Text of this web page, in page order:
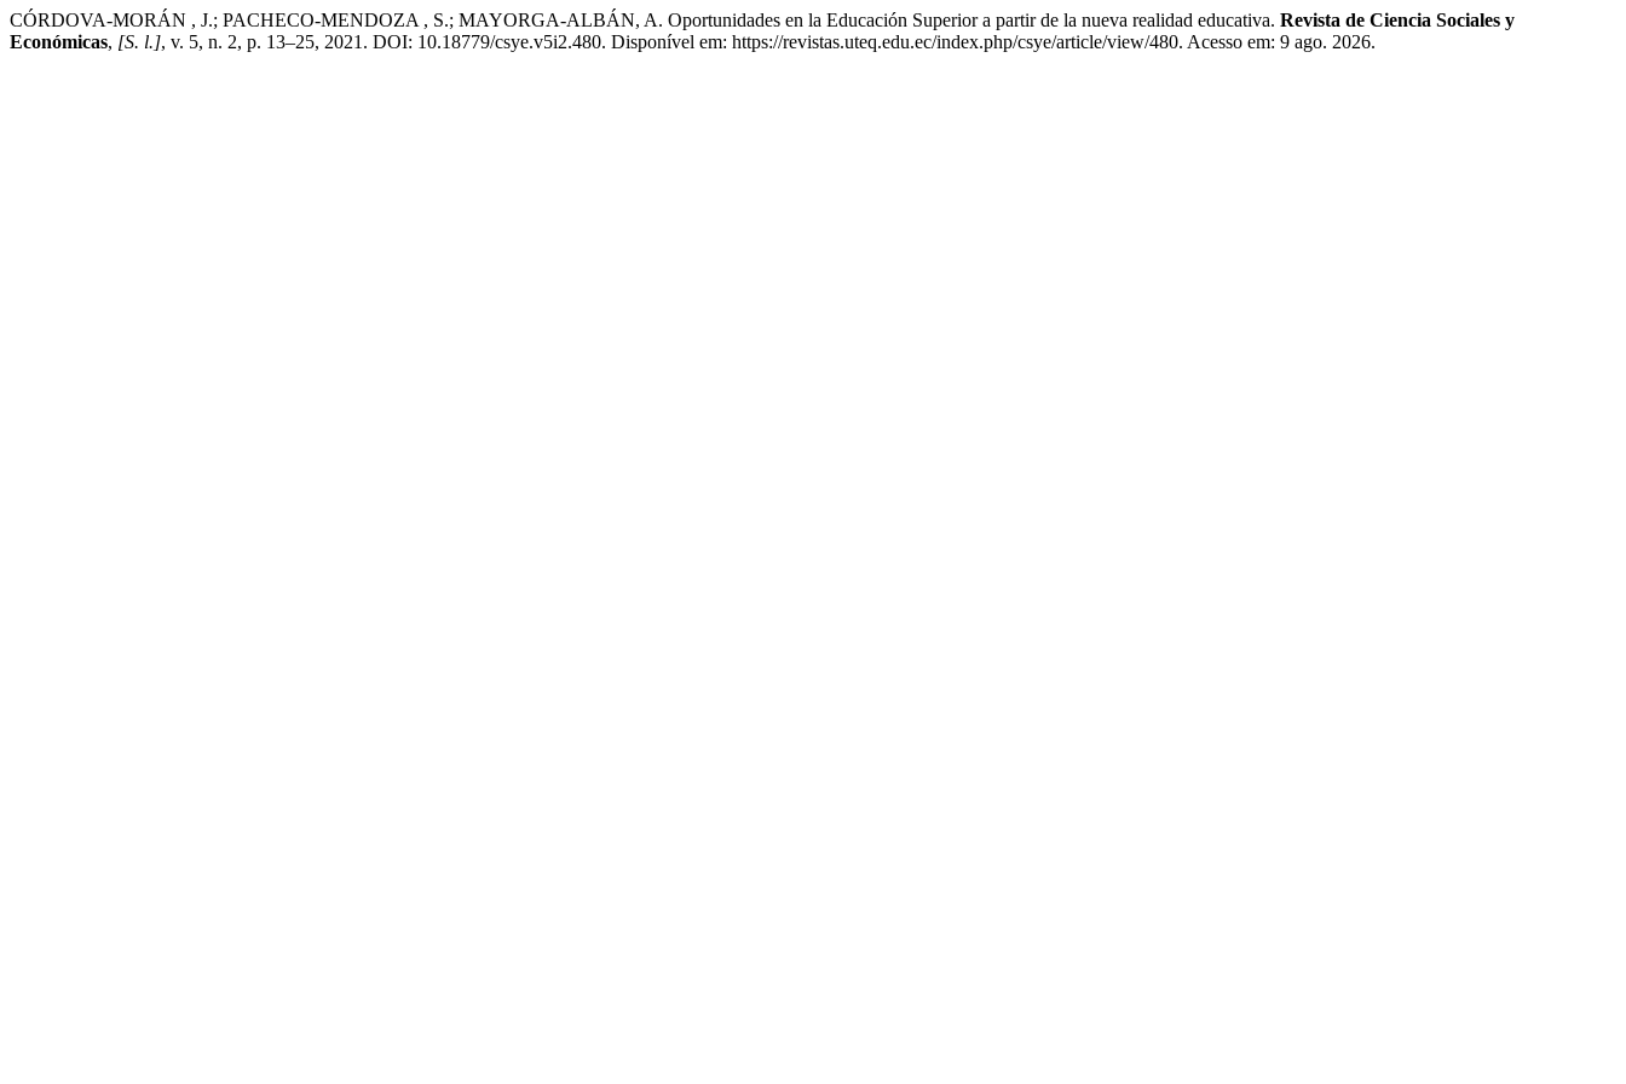
CÓRDOVA-MORÁN , J.; PACHECO-MENDOZA , S.; MAYORGA-ALBÁN, A. Oportunidades en la Educación Superior a partir de la nueva realidad educativa. Revista de Ciencia Sociales y
Económicas, [S. l.], v. 5, n. 2, p. 13–25, 2021. DOI: 10.18779/csye.v5i2.480. Disponível em: https://revistas.uteq.edu.ec/index.php/csye/article/view/480. Acesso em: 9 ago. 2026.